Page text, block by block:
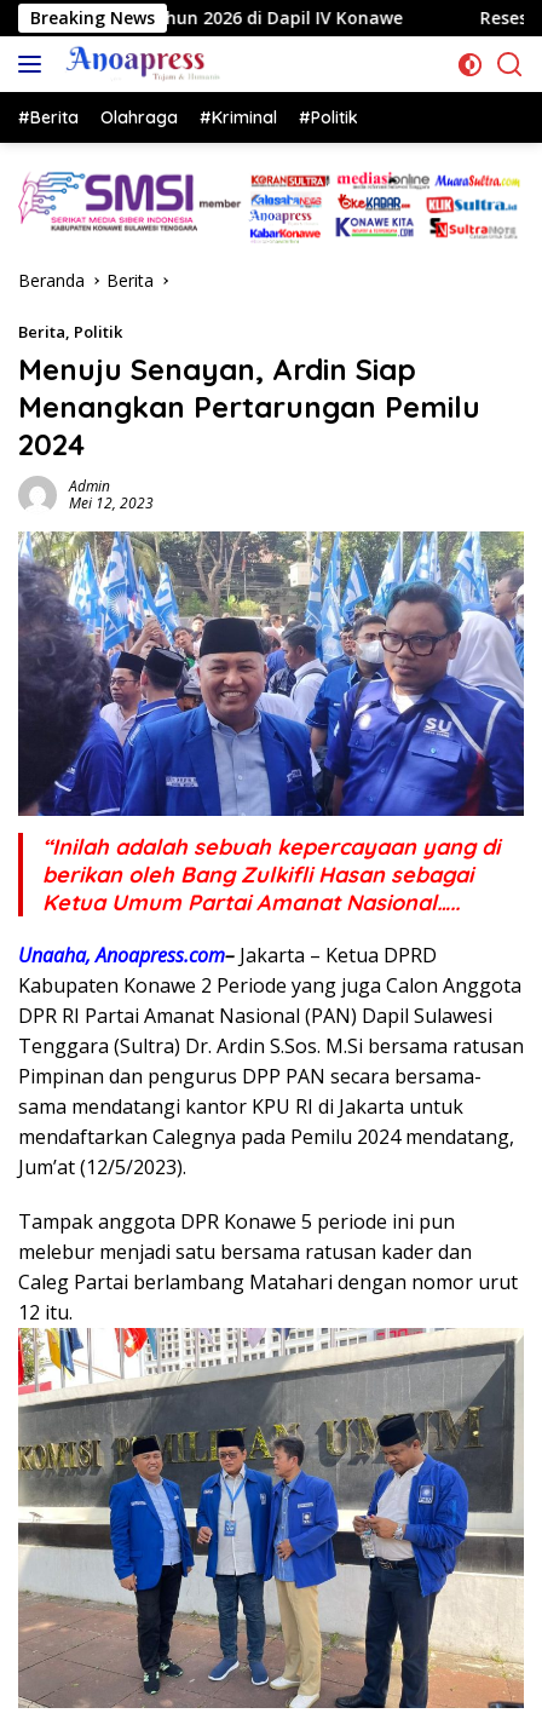
Langsung
ke
konten
Breaking News
di Dapil IV Konawe Reses di Labela, Anggota
#Berita Olahraga #Kriminal #Politik
Beranda Berita
Berita, Politik
Menuju Senayan, Ardin Siap
Menangkan Pertarungan Pemilu
2024
Admin
Mei 12, 2023
“Inilah adalah sebuah kepercayaan yang di
berikan oleh Bang Zulkifli Hasan sebagai
Ketua Umum Partai Amanat Nasional…..
Unaaha, Anoapress.com– Jakarta – Ketua DPRD
Kabupaten Konawe 2 Periode yang juga Calon Anggota
DPR RI Partai Amanat Nasional (PAN) Dapil Sulawesi
Tenggara (Sultra) Dr. Ardin S.Sos. M.Si bersama ratusan
Pimpinan dan pengurus DPP PAN secara bersama-
sama mendatangi kantor KPU RI di Jakarta untuk
mendaftarkan Calegnya pada Pemilu 2024 mendatang,
Jum’at (12/5/2023).
Tampak anggota DPR Konawe 5 periode ini pun
melebur menjadi satu bersama ratusan kader dan
Caleg Partai berlambang Matahari dengan nomor urut
12 itu.